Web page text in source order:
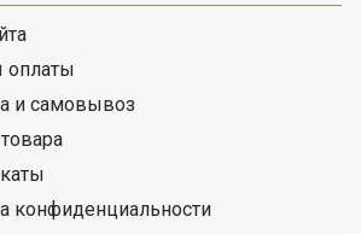
оплаты
и самовывоз
конфиденциальности